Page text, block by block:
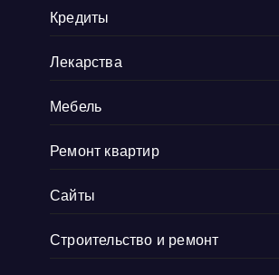
Кредиты
Лекарства
Мебель
Ремонт квартир
Сайты
Строительство и ремонт